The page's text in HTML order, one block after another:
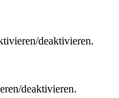
deaktivieren.
deaktivieren.